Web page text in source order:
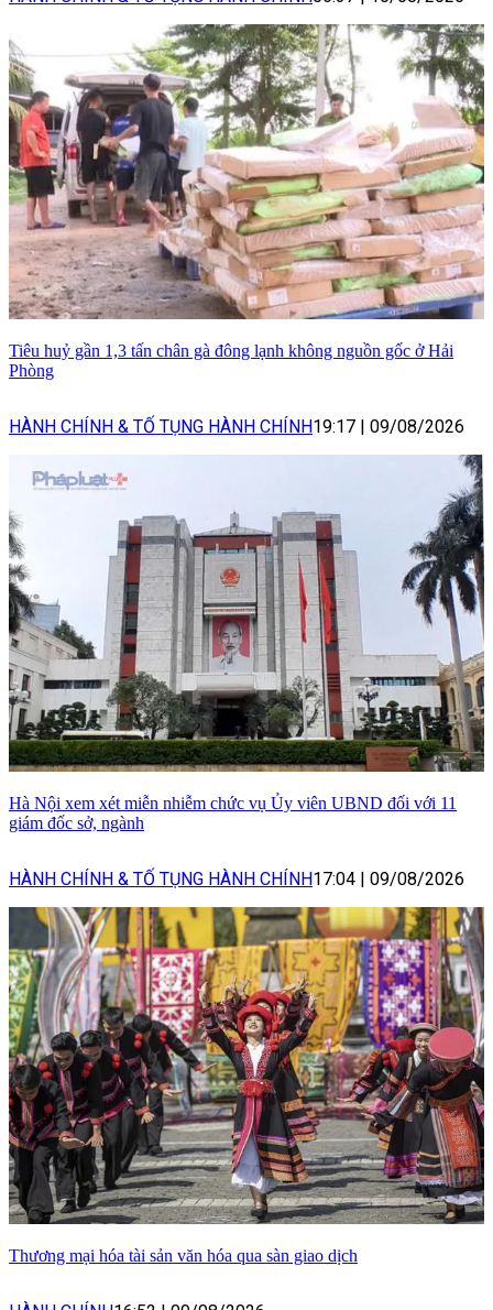
Tiêu huỷ gần 1,3 tấn chân gà đông lạnh không nguồn gốc ở Hải
Phòng
HÀNH CHÍNH & TỐ TỤNG HÀNH CHÍNH19:17 | 09/08/2026
Hà Nội xem xét miễn nhiễm chức vụ Ủy viên UBND đối với 11
giám đốc sở, ngành
HÀNH CHÍNH & TỐ TỤNG HÀNH CHÍNH17:04 | 09/08/2026
Thương mại hóa tài sản văn hóa qua sàn giao dịch